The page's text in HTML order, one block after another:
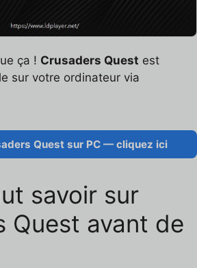
ça ! Crusaders Quest est
sur votre ordinateur via
Quest sur PC — cliquez ici
savoir sur
Quest avant de